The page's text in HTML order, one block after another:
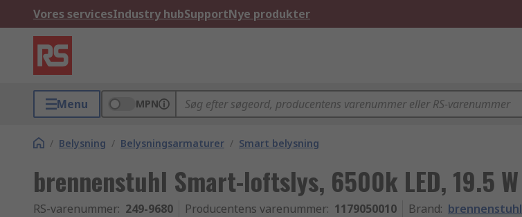
Vores servicesIndustry hubSupportNye produkter
Menu MPN
/ Belysning / Belysningsarmaturer / Smart belysning
brennenstuhl Smart-loftslys, 6500k LED, 19.5 W
RS-varenummer: 249-9680 Producentens varenummer: 1179050010 Brand: brennenstuhl